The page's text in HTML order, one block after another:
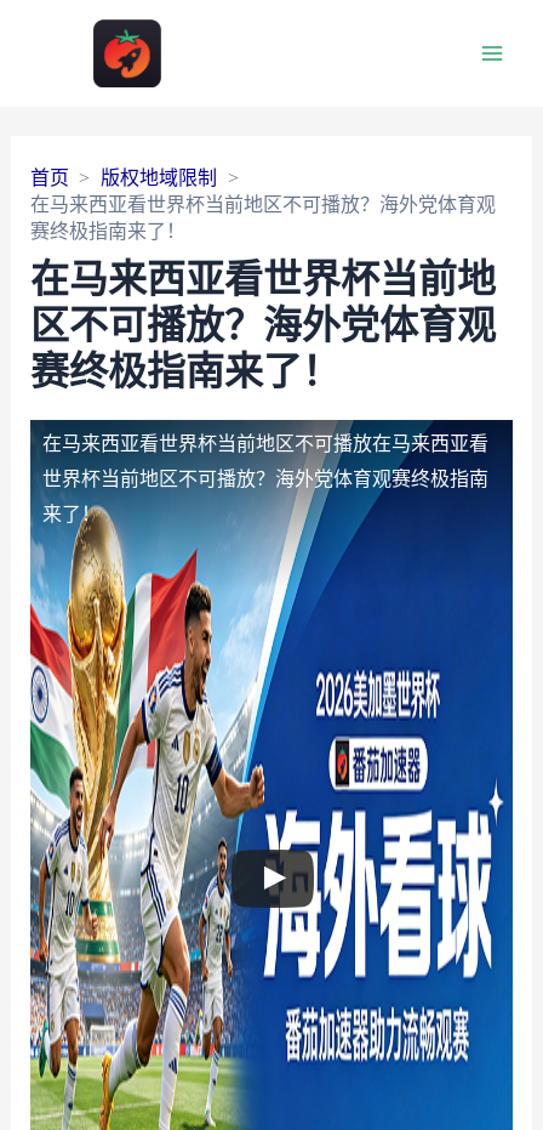
首页
版权地域限制
在马来西亚看世界杯当前地区不可播放？海外党体育观
赛终极指南来了！
在马来西亚看世界杯当前地
区不可播放？海外党体育观
赛终极指南来了！
在马来西亚看世界杯当前地区不可播放在马来西亚看
世界杯当前地区不可播放？海外党体育观赛终极指南
来了！